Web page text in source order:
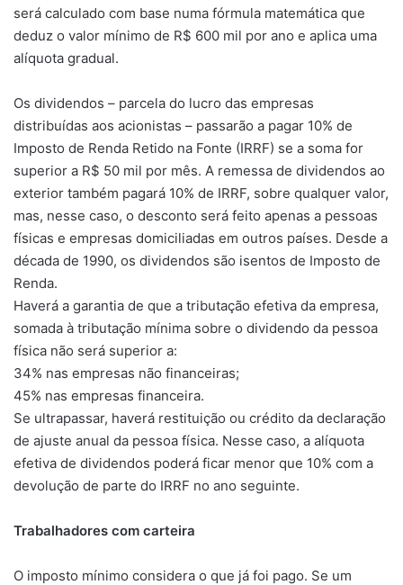
será calculado com base numa fórmula matemática que
deduz o valor mínimo de R$ 600 mil por ano e aplica uma
alíquota gradual.
Os dividendos – parcela do lucro das empresas
distribuídas aos acionistas – passarão a pagar 10% de
Imposto de Renda Retido na Fonte (IRRF) se a soma for
superior a R$ 50 mil por mês. A remessa de dividendos ao
exterior também pagará 10% de IRRF, sobre qualquer valor,
mas, nesse caso, o desconto será feito apenas a pessoas
físicas e empresas domiciliadas em outros países. Desde a
década de 1990, os dividendos são isentos de Imposto de
Renda.
Haverá a garantia de que a tributação efetiva da empresa,
somada à tributação mínima sobre o dividendo da pessoa
física não será superior a:
34% nas empresas não financeiras;
45% nas empresas financeira.
Se ultrapassar, haverá restituição ou crédito da declaração
de ajuste anual da pessoa física. Nesse caso, a alíquota
efetiva de dividendos poderá ficar menor que 10% com a
devolução de parte do IRRF no ano seguinte.
Trabalhadores com carteira
O imposto mínimo considera o que já foi pago. Se um